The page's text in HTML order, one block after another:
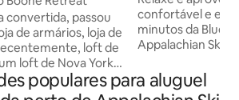
convertida, passou
de armários, loja de
loft de
loft de Nova York
cabana na montanha,
a lenha de
confortável e
minutos da Blue
Appalachian Ski
espaçoso com
adicionais, além
populares para aluguel